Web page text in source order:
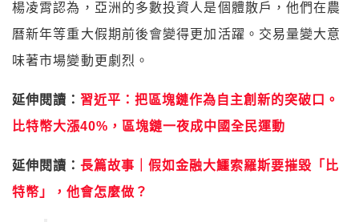
楊凌霄認為，亞洲的多數投資人是個體散戶，他們在農
曆新年等重大假期前後會變得更加活躍。交易量變大意
味著市場變動更劇烈。
延伸閱讀： 習近平：把區塊鏈作為自主創新的突破口。
比特幣大漲40%，區塊鏈一夜成中國全民運動
延伸閱讀： 長篇故事｜假如金融大鱷索羅斯要摧毀「比
特幣」，他會怎麼做？